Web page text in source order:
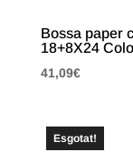
Bossa paper
18+8X24
41,09€
Esgotat!